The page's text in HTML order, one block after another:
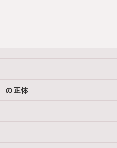
の正体